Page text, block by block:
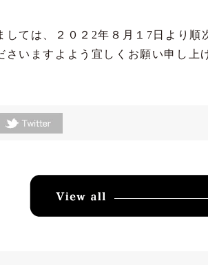
ては、２０２2年８月１7日より順
いますよよう宜しくお願い申し上